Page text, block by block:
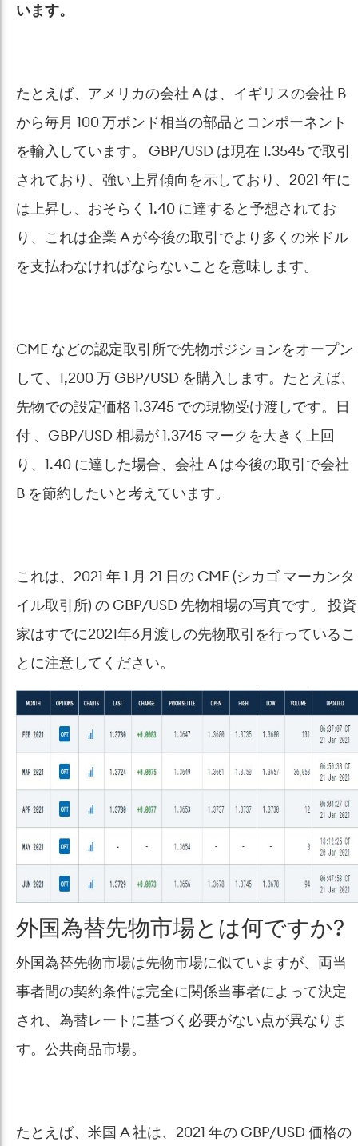
います。
たとえば、アメリカの会社 A は、イギリスの会社 B
から毎月 100 万ポンド相当の部品とコンポーネント
を輸入しています。 GBP/USD は現在 1.3545 で取引
されており、強い上昇傾向を示しており、2021 年に
は上昇し、おそらく 1.40 に達すると予想されてお
り、これは企業 A が今後の取引でより多くの米ドル
を支払わなければならないことを意味します。
CME などの認定取引所で先物ポジションをオープン
して、1,200 万 GBP/USD を購入します。たとえば、
先物での設定価格 1.3745 での現物受け渡しです。日
付 、GBP/USD 相場が 1.3745 マークを大きく上回
り、1.40 に達した場合、会社 A は今後の取引で会社
B を節約したいと考えています。
これは、2021 年 1 月 21 日の CME (シカゴ マーカンタ
イル取引所) の GBP/USD 先物相場の写真です。 投資
家はすでに2021年6月渡しの先物取引を行っているこ
とに注意してください。
外国為替先物市場とは何ですか?
外国為替先物市場は先物市場に似ていますが、両当
事者間の契約条件は完全に関係当事者によって決定
され、為替レートに基づく必要がない点が異なりま
す。公共商品市場。
たとえば、米国 A 社は、2021 年の GBP/USD 価格の